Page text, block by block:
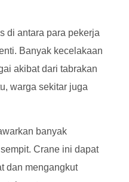
di antara para pekerja
Banyak kecelakaan
akibat dari tabrakan
warga sekitar juga
banyak
Crane ini dapat
dan mengangkut